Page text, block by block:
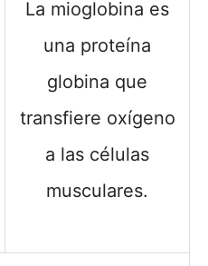
La mioglobina es
una proteína
globina que
transfiere oxígeno
a las células
musculares.